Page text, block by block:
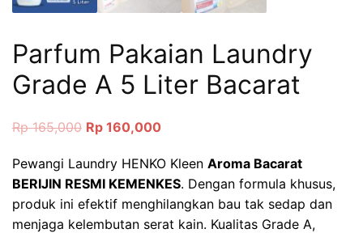
Parfum Pakaian Laundry
Grade A 5 Liter Bacarat
Rp165,000 Original
was:
Rp 165,000.
Rp 160,000Current
is:
Rp 160,000.
Pewangi Laundry HENKO Kleen Aroma Bacarat
BERIJIN RESMI KEMENKES. Dengan formula khusus,
produk ini efektif menghilangkan bau tak sedap dan
menjaga kelembutan serat kain. Kualitas Grade A,